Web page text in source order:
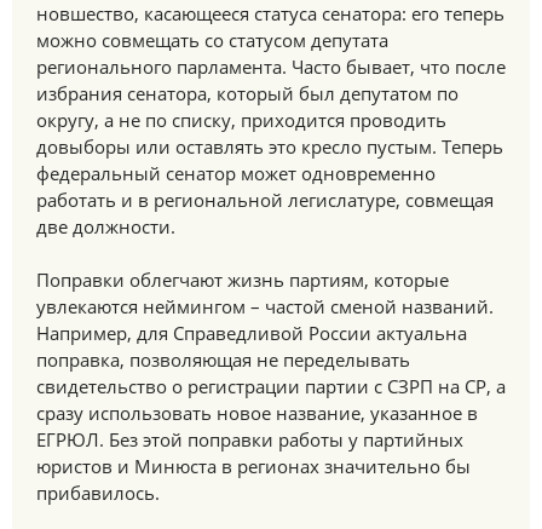
новшество, касающееся статуса сенатора: его теперь
можно совмещать со статусом депутата
регионального парламента. Часто бывает, что после
избрания сенатора, который был депутатом по
округу, а не по списку, приходится проводить
довыборы или оставлять это кресло пустым. Теперь
федеральный сенатор может одновременно
работать и в региональной легислатуре, совмещая
две должности.
Поправки облегчают жизнь партиям, которые
увлекаются неймингом – частой сменой названий.
Например, для Справедливой России актуальна
поправка, позволяющая не переделывать
свидетельство о регистрации партии с СЗРП на СР, а
сразу использовать новое название, указанное в
ЕГРЮЛ. Без этой поправки работы у партийных
юристов и Минюста в регионах значительно бы
прибавилось.